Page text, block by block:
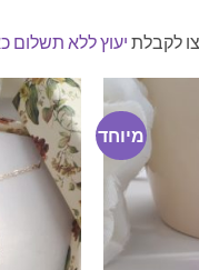
לקבלת יעוץ ללא תשלום
מיוחד